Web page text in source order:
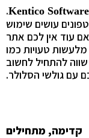
Kentico Software
.
הסמארטפונים עושים שימוש
עוד אין לכם אתר
טעויות כמו
להתחיל לחשוב
עם גולשי הסלולר.
קדימה, מתחילים